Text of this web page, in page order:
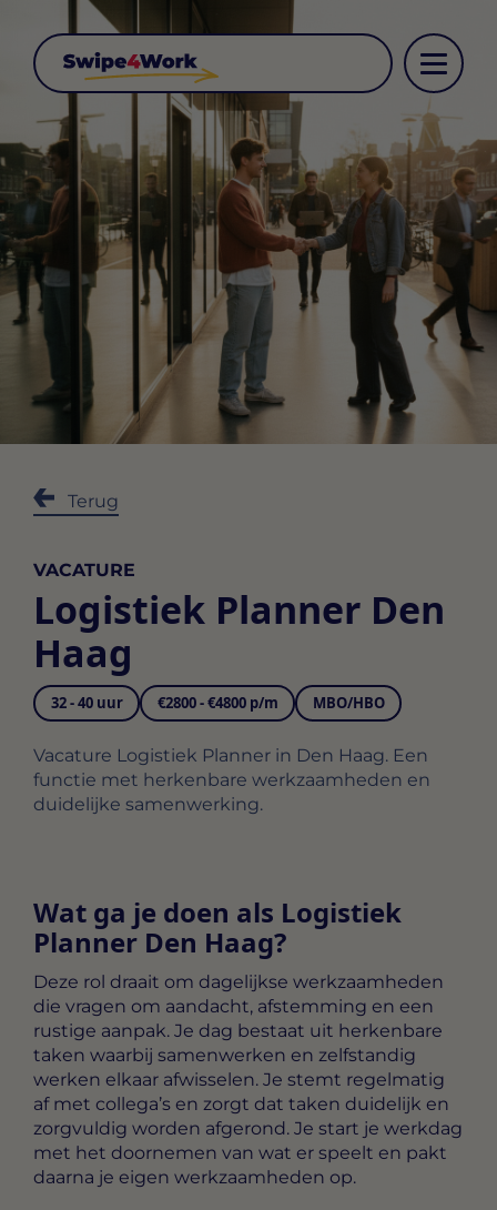
Terug
VACATURE
Logistiek Planner Den
Haag
32 - 40 uur €2800 - €4800 p/m MBO/HBO
Vacature Logistiek Planner in Den Haag. Een
functie met herkenbare werkzaamheden en
duidelijke samenwerking.
Wat ga je doen als Logistiek
Planner Den Haag?
Deze rol draait om dagelijkse werkzaamheden
die vragen om aandacht, afstemming en een
rustige aanpak. Je dag bestaat uit herkenbare
taken waarbij samenwerken en zelfstandig
werken elkaar afwisselen. Je stemt regelmatig
af met collega’s en zorgt dat taken duidelijk en
zorgvuldig worden afgerond. Je start je werkdag
met het doornemen van wat er speelt en pakt
daarna je eigen werkzaamheden op.